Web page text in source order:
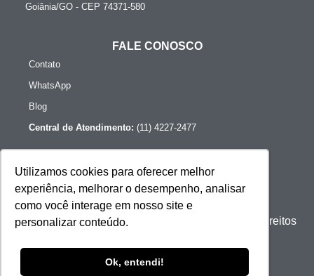
Utilizamos cookies para oferecer melhor
experiência, melhorar o desempenho, analisar
como você interage em nosso site e
personalizar conteúdo.
Ok, entendi!
Goiânia/GO - CEP 74371-580
FALE CONOSCO
Contato
WhatsApp
Blog
Central de Atendimento: (11) 4227-2477
© 2023 Powersafe Baterias Especiais. Todos os direitos